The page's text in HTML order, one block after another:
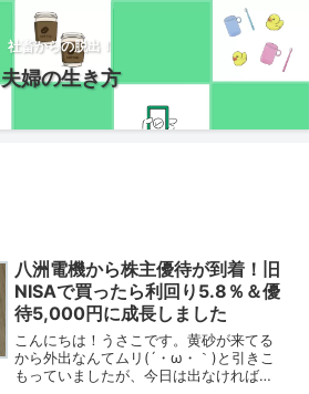
社畜からの脱出！
夫婦の生き方
八洲電機から株主優待が到着！旧
NISAで買ったら利回り5.8％＆優
待5,000円に成長しました
こんにちは！うさこです。黄砂が来てる
から外出なんてムリ(´・ω・｀)と引きこ
もっていましたが、今日は出なければ。